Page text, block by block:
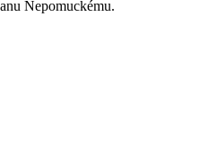
Nepomuckému.